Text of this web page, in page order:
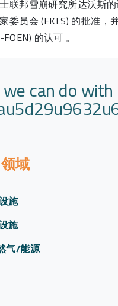
联邦雪崩研究所达沃斯
委员会 (EKLS) 的批准，
的认可 。
can do with
领域
施
施
气/能源